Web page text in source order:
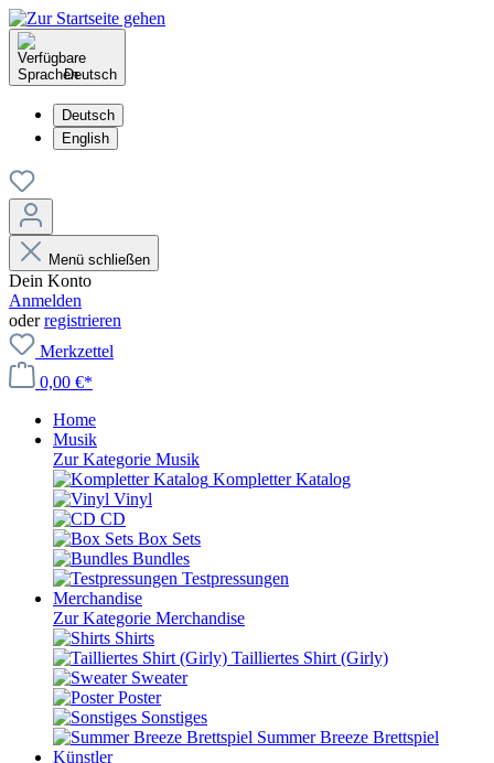
Deutsch
Deutsch
English
Menü schließen
Dein Konto
Anmelden
oderregistrieren
Merkzettel
0,00 €*
Home
Musik
Zur Kategorie Musik
Kompletter Katalog
Vinyl
CD
Box Sets
Bundles
Testpressungen
Merchandise
Zur Kategorie Merchandise
Shirts
Tailliertes Shirt (Girly)
Sweater
Poster
Sonstiges
Summer Breeze Brettspiel
Künstler